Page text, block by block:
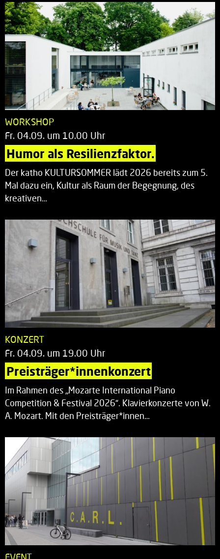
WORKSHOP
Fr. 04.09. um 10.00 Uhr
Humor als Resilienzfaktor.
Der katho KULTURSOMMER lädt 2026 bereits zum 5.
Mal dazu ein, Kultur als Raum der Begegnung, des
kreativen…
KONZERT
Fr. 04.09. um 19.00 Uhr
Preisträger*innenkonzert
Im Rahmen des „Mozarte International Piano
Competition & Festival 2026“. Klavierkonzerte von W.
A. Mozart. Mit den Preisträger*innen…
EVENT